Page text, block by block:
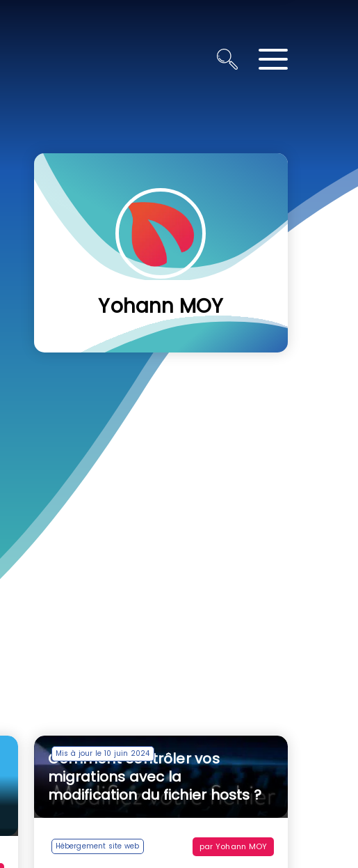
Yohann MOY
Mis à jour le 10 juin 2024
Comment contrôler vos
migrations avec la
modification du fichier hosts ?
Hébergement site web parYohann MOY